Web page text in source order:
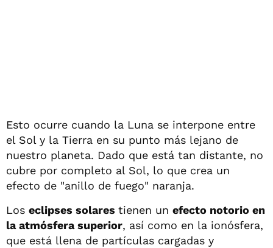
Esto ocurre cuando la Luna se interpone entre
el Sol y la Tierra en su punto más lejano de
nuestro planeta. Dado que está tan distante, no
cubre por completo al Sol, lo que crea un
efecto de "anillo de fuego" naranja.
Los eclipses solares tienen un efecto notorio en
la atmósfera superior, así como en la ionósfera,
que está llena de partículas cargadas y